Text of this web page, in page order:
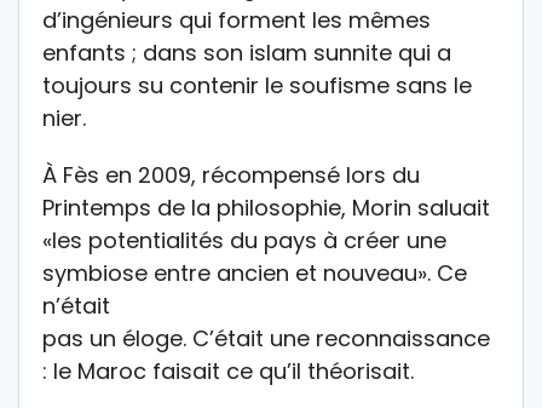
d’ingénieurs qui forment les mêmes
enfants ; dans son islam sunnite qui a
toujours su contenir le soufisme sans le
nier.
À Fès en 2009, récompensé lors du
Printemps de la philosophie, Morin saluait
«les potentialités du pays à créer une
symbiose entre ancien et nouveau». Ce
n’était
pas un éloge. C’était une reconnaissance
: le Maroc faisait ce qu’il théorisait.